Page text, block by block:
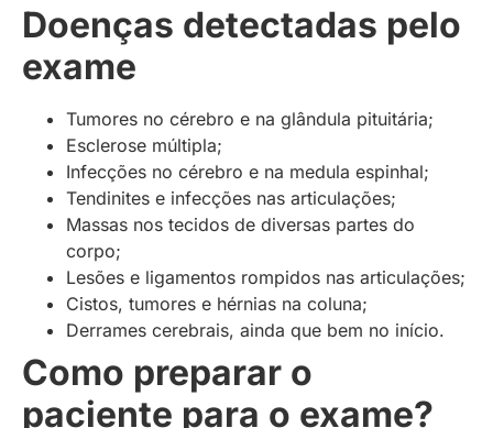
Doenças detectadas pelo
exame
Tumores no cérebro e na glândula pituitária;
Esclerose múltipla;
Infecções no cérebro e na medula espinhal;
Tendinites e infecções nas articulações;
Massas nos tecidos de diversas partes do
corpo;
Lesões e ligamentos rompidos nas articulações;
Cistos, tumores e hérnias na coluna;
Derrames cerebrais, ainda que bem no início.
Como preparar o
paciente para o exame?